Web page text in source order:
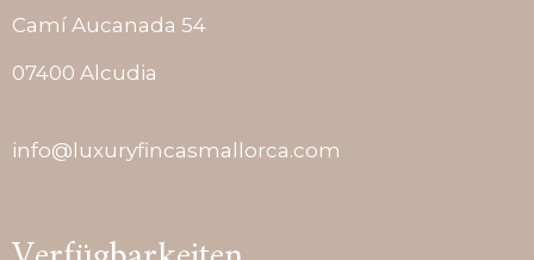
Camí Aucanada 54
07400 Alcudia
info@luxuryfincasmallorca.com